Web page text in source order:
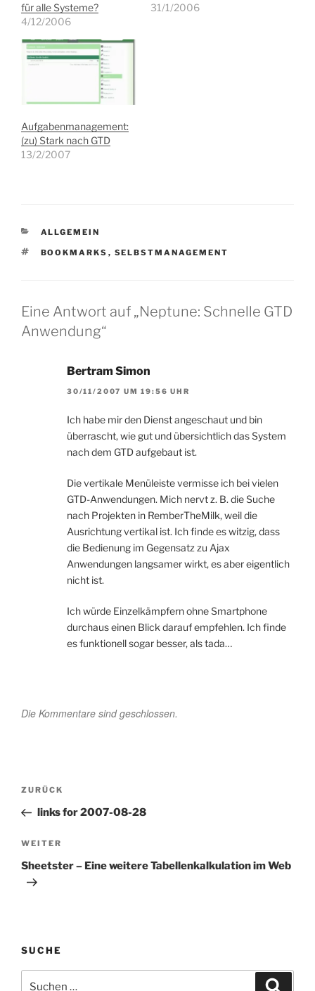
für alle Systeme?
4/12/2006
31/1/2006
Aufgabenmanagement:
(zu) Stark nach GTD
13/2/2007
KATEGORIEN
ALLGEMEIN
SCHLAGWÖRTER
BOOKMARKS , SELBSTMANAGEMENT
Eine Antwort auf „Neptune: Schnelle GTD
Anwendung“
Bertram Simon
30/11/2007 UM 19:56 UHR
Ich habe mir den Dienst angeschaut und bin
überrascht, wie gut und übersichtlich das System
nach dem GTD aufgebaut ist.
Die vertikale Menüleiste vermisse ich bei vielen
GTD-Anwendungen. Mich nervt z. B. die Suche
nach Projekten in RemberTheMilk, weil die
Ausrichtung vertikal ist. Ich finde es witzig, dass
die Bedienung im Gegensatz zu Ajax
Anwendungen langsamer wirkt, es aber eigentlich
nicht ist.
Ich würde Einzelkämpfern ohne Smartphone
durchaus einen Blick darauf empfehlen. Ich finde
es funktionell sogar besser, als tada…
Die Kommentare sind geschlossen.
Beitragsnavigation
Vorheriger
Beitrag
ZURÜCK
links for 2007-08-28
Nächster
Beitrag
WEITER
Sheetster – Eine weitere Tabellenkalkulation im Web
SUCHE